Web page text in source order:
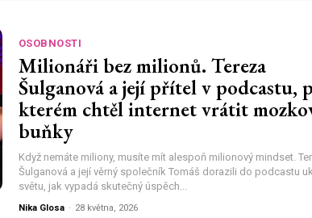
OSOBNOSTI
Milionáři bez milionů. Tereza
Šulganová a její přítel v podcastu,
kterém chtěl internet vrátit
buňky
Když nemáte miliony, musíte mít alespoň milionový mindset.
Šulganová a její věrný společník Tomáš dorazili do podcastu
světu, jak vypadá skutečný úspěch...
Nika Glosa - 28 května, 2026